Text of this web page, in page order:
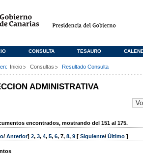
CONSULTA TESAURO
Inicio Consultas Resultado Consulta
ADMINISTRATIVA
encontrados, mostrando del 151 al 175.
/ Anterior] 2, 3, 4, 5, 6, 7, 8, 9 [ Siguiente/ Último ]